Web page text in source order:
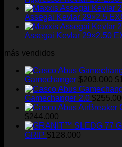
Assegai Kevlar 29×2.5
Assegai Kevlar 29×2.50
más vendidos
Gamechanger $203.000 El
$
Gamechanger 2.0 $
$244.000
GRIP $128.000